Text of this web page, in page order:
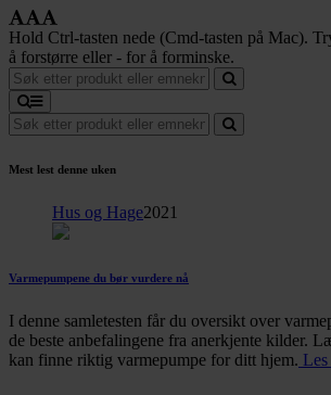
Hold Ctrl-tasten nede (Cmd-tasten på Mac).
å forstørre eller - for å forminske.
Mest lest denne uken
Hus og Hage2021
Varmepumpene du bør vurdere nå
I denne samletesten får du oversikt over
de beste anbefalingene fra anerkjente kilder.
kan finne riktig varmepumpe for ditt hjem. Les